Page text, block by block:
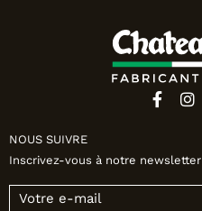
NOUS SUIVRE
Inscrivez-vous à notre newsletter